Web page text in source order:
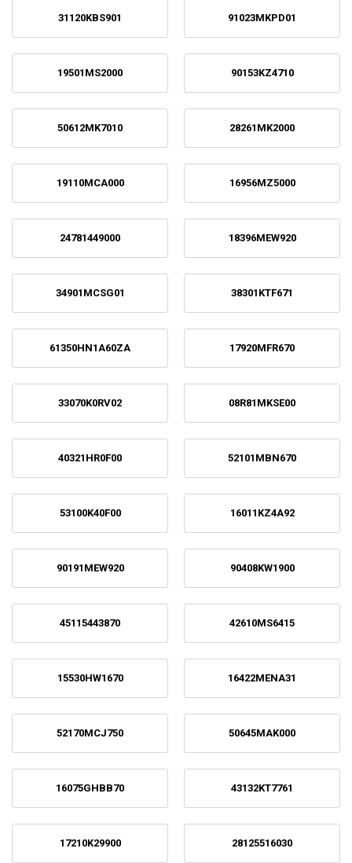
31120KBS901 91023MKPD01
19501MS2000 90153KZ4710
50612MK7010 28261MK2000
19110MCA000 16956MZ5000
24781449000 18396MEW920
34901MCSG01 38301KTF671
61350HN1A60ZA 17920MFR670
33070K0RV02 08R81MKSE00
40321HR0F00 52101MBN670
53100K40F00 16011KZ4A92
90191MEW920 90408KW1900
45115443870 42610MS6415
15530HW1670 16422MENA31
52170MCJ750 50645MAK000
16075GHBB70 43132KT7761
17210K29900 28125516030